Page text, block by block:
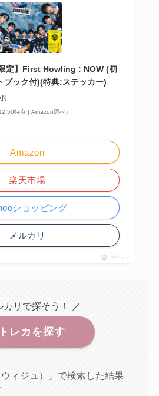
定】First Howling : NOW (初
ブック付)(特典:ステッカー)
時点 | Amazon調べ）
Amazon
楽天市場
ショッピング
メルカリ
ポチップ
カリで探そう！ ／
トレカを探す
ウィジュ）」で検索した結果